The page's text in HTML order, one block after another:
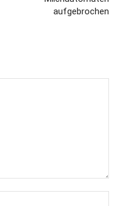
aufgebrochen